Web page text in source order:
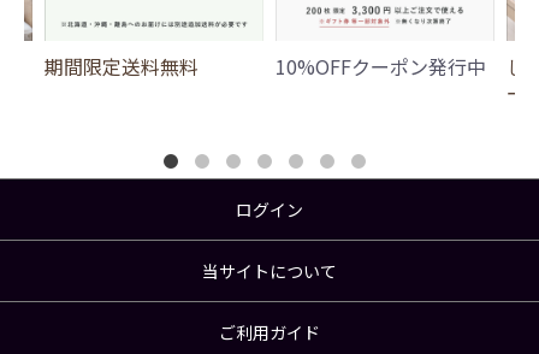
期間限定送料無料 10%OFFクーポン発行中
じ
ー
ログイン
当サイトについて
ご利用ガイド